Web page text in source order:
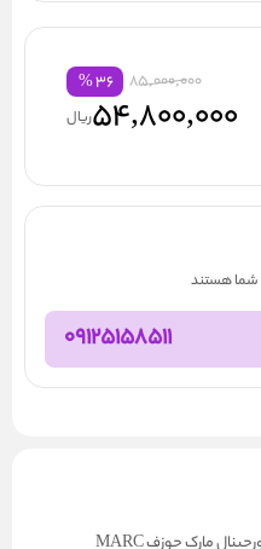
85,000,000 ۳۶%
۵۴,۸۰۰,۰۰۰ریال
شما هستند
09125158511